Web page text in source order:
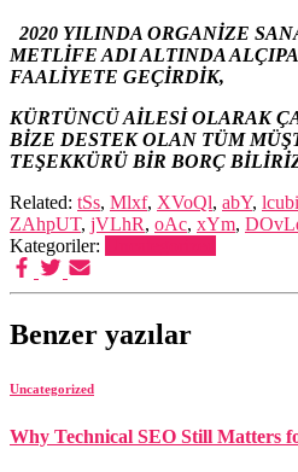
2020 YILINDA ORGANİZE
METLİFE ADI ALTINDA
FAALİYETE GEÇİRDİK,
KÜRTÜNCÜ AİLESİ OLARAK
BİZE DESTEK OLAN TÜM
TEŞEKKÜRÜ BİR BORÇ
Related: tSs, Mlxf, XVoQl, abY,
ZAhpUT, jVLhR, oAc, xYm,
Kategoriler:
Benzer yazılar
Uncategorized
Why Technical SEO Still Matters